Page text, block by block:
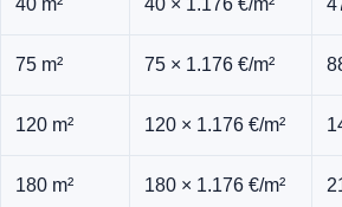
40 m² 40 × 1.176 €/m²
75 m² 75 × 1.176 €/m²
120 m² 120 × 1.176 €/m²
180 m² 180 × 1.176 €/m²